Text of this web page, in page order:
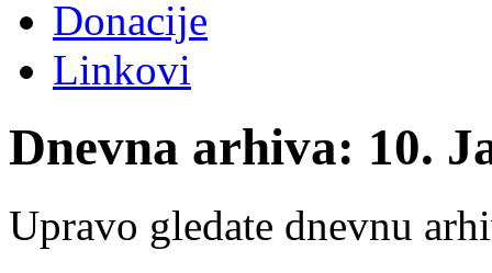
Donacije
Linkovi
Dnevna arhiva: 10.
Upravo gledate dnevnu